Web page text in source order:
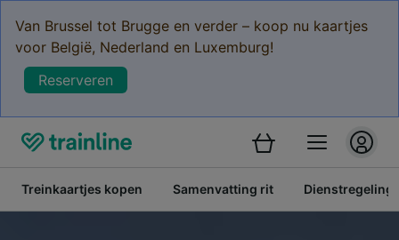
Van Brussel tot Brugge en verder – koop nu kaartjes
voor België, Nederland en Luxemburg!
Reserveren
Treinkaartjes kopen Samenvatting rit Dienstregeling